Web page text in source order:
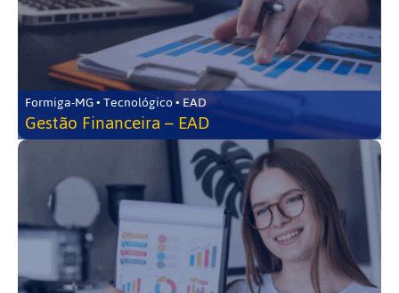
Formiga-MG • Tecnológico • EAD
Gestão Financeira – EAD